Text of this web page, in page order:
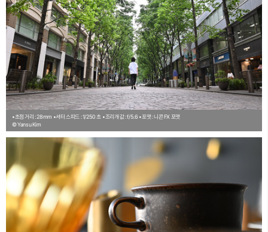
•초점 거리 : 28mm •셔터 스피드 : 1/250 초 •조리개 값 : f/5.6 •포맷 : 니콘 FX 포맷
© Yansu Kim